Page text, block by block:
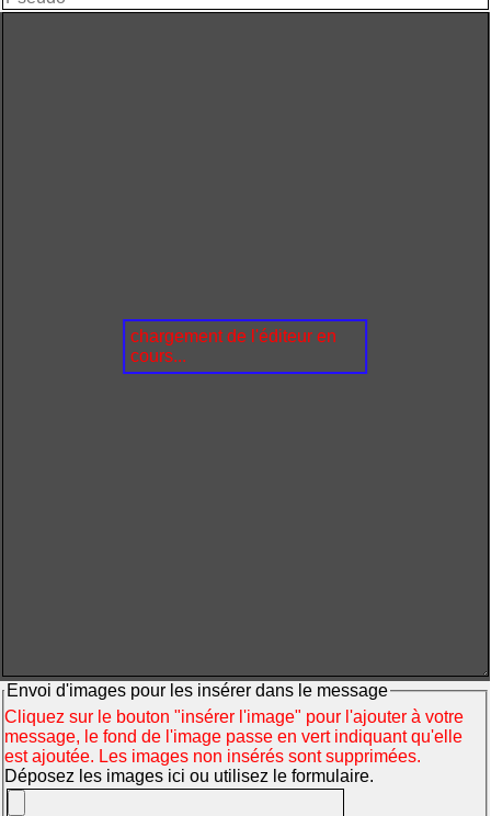
chargement de l'éditeur en
cours...
Envoi d'images pour les insérer dans le message
Cliquez sur le bouton "insérer l'image" pour l'ajouter à votre
message, le fond de l'image passe en vert indiquant qu'elle
est ajoutée. Les images non insérés sont supprimées.
Déposez les images ici ou utilisez le formulaire.